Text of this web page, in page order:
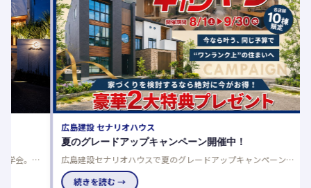
広島建設 セナリオハウス
夏のグレードアップキャンペーン開催中！
広島建設セナリオハウスで夏のグレードアップキャンペーン開
催中！来場者プレゼントや豪華仕様を選べるご成約特典でお得
に理想の住まいを実現しませんか。
続きを読む →